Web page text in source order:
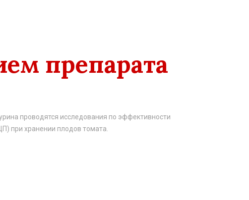
препарата
проводятся исследования по эффективности
при хранении плодов томата.